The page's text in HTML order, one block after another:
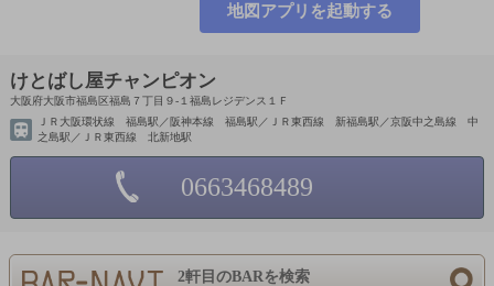
地図アプリを起動する
けとばし屋チャンピオン
大阪府大阪市福島区福島７丁目９-１福島レジデンス１Ｆ
ＪＲ大阪環状線 福島駅／阪神本線 福島駅／ＪＲ東西線 新福島駅／京阪中之島線 中
之島駅／ＪＲ東西線 北新地駅
0663468489
2軒目のBARを検索